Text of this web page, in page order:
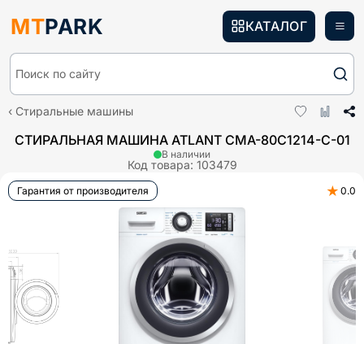
MTPARK
Поиск по сайту
КАТАЛОГ
Стиральные машины
СТИРАЛЬНАЯ МАШИНА ATLANT CMA-80С1214-С-01
Код товара: 103479
В наличии
Гарантия от производителя ★ 0.0